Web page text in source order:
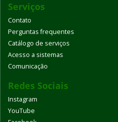
Serviços
Contato
Perguntas frequentes
Catálogo de serviços
Acesso a sistemas
Comunicação
Redes Sociais
Instagram
YouTube